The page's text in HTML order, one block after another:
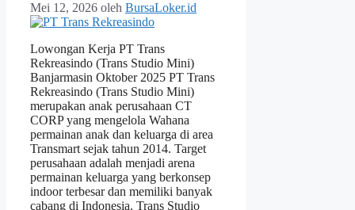
Mei 12, 2026 oleh BursaLoker.id
Lowongan Kerja PT Trans
Rekreasindo (Trans Studio Mini)
Banjarmasin Oktober 2025 PT Trans
Rekreasindo (Trans Studio Mini)
merupakan anak perusahaan CT
CORP yang mengelola Wahana
permainan anak dan keluarga di area
Transmart sejak tahun 2014. Target
perusahaan adalah menjadi arena
permainan keluarga yang berkonsep
indoor terbesar dan memiliki banyak
cabang di Indonesia. Trans Studio